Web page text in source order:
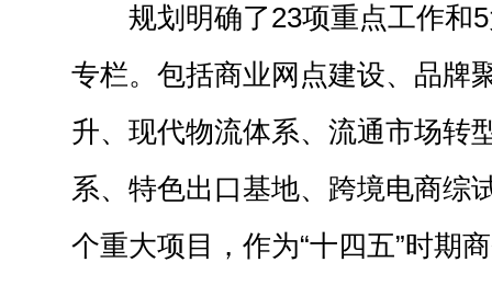
规划明确了23项重点工作和
专栏。包括商业网点建设、品牌
升、现代物流体系、流通市场转
系、特色出口基地、跨境电商综
个重大项目，作为“十四五”时期